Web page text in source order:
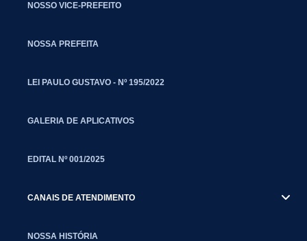
NOSSO VICE-PREFEITO
NOSSA PREFEITA
LEI PAULO GUSTAVO - Nº 195/2022
GALERIA DE APLICATIVOS
EDITAL Nº 001/2025
CANAIS DE ATENDIMENTO
NOSSA HISTÓRIA